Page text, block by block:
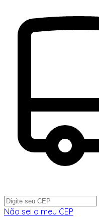
Não sei o meu CEP